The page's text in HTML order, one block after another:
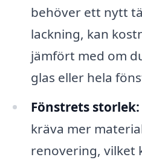
behöver ett nytt
lackning, kan
jämfört med om
glas eller hela
Fönstrets storlek:
kräva mer
renovering, vilket